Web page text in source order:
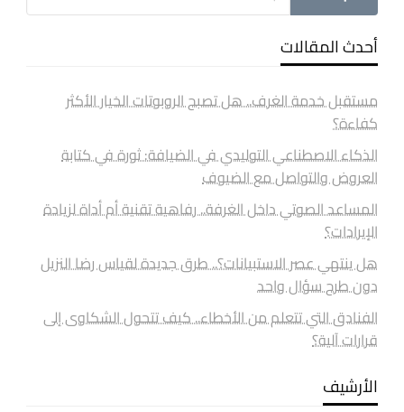
أحدث المقالات
مستقبل خدمة الغرف.. هل تصبح الروبوتات الخيار الأكثر
كفاءة؟
الذكاء الاصطناعي التوليدي في الضيافة: ثورة في كتابة
العروض والتواصل مع الضيوف
المساعد الصوتي داخل الغرفة.. رفاهية تقنية أم أداة لزيادة
الإيرادات؟
هل ينتهي عصر الاستبيانات؟.. طرق جديدة لقياس رضا النزيل
دون طرح سؤال واحد
الفنادق التي تتعلم من الأخطاء.. كيف تتحول الشكاوى إلى
قرارات آلية؟
الأرشيف